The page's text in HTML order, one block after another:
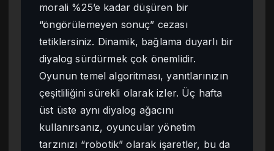
morali %25’e kadar düşüren bir
“öngörülemeyen sonuç” cezası
tetiklersiniz. Dinamik, bağlama duyarlı bir
diyalog sürdürmek çok önemlidir.
Oyunun temel algoritması, yanıtlarınızın
çeşitliliğini sürekli olarak izler. Üç hafta
üst üste aynı diyalog ağacını
kullanırsanız, oyuncular yönetim
tarzınızı “robotik” olarak işaretler, bu da